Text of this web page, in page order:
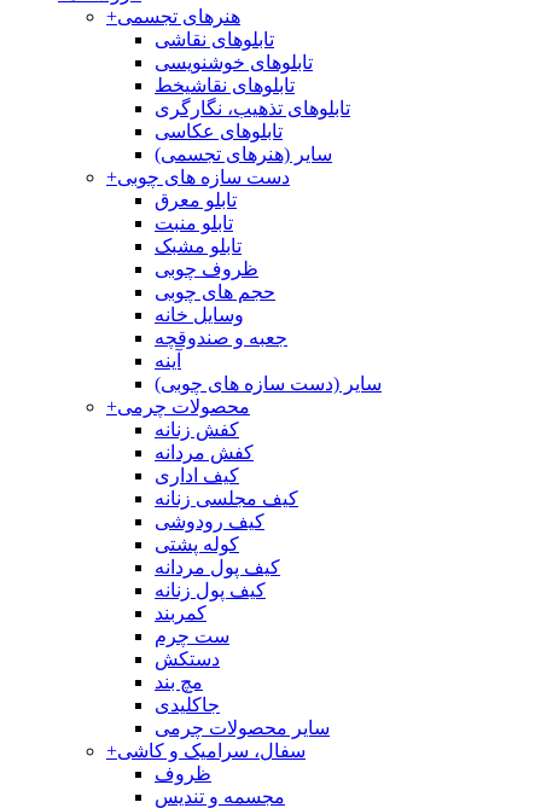
+هنرهای تجسمی
تابلوهای نقاشی
تابلوهای خوشنویسی
تابلوهای نقاشیخط
تابلوهای تذهیب، نگارگری
تابلوهای عکاسی
سایر (هنرهای تجسمی)
+دست سازه های چوبی
تابلو معرق
تابلو منبت
تابلو مشبک
ظروف چوبی
حجم های چوبی
وسایل خانه
جعبه و صندوقچه
آینه
سایر (دست سازه های چوبی)
+محصولات چرمی
کفش زنانه
کفش مردانه
کیف اداری
کیف مجلسی زنانه
کیف رودوشی
کوله پشتی
کیف پول مردانه
کیف پول زنانه
کمربند
ست چرم
دستکش
مچ بند
جاکلیدی
سایر محصولات چرمی
+سفال، سرامیک و کاشی
ظروف
مجسمه و تندیس